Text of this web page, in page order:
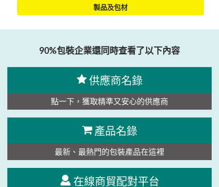
製品及包材
90%包裝企業還同時查看了以下內容
供應商名錄
點一下，獲取精準又安心的供應商
產品名錄
最新、最熱門的包裝產品在這裡
在線商貿配對平台